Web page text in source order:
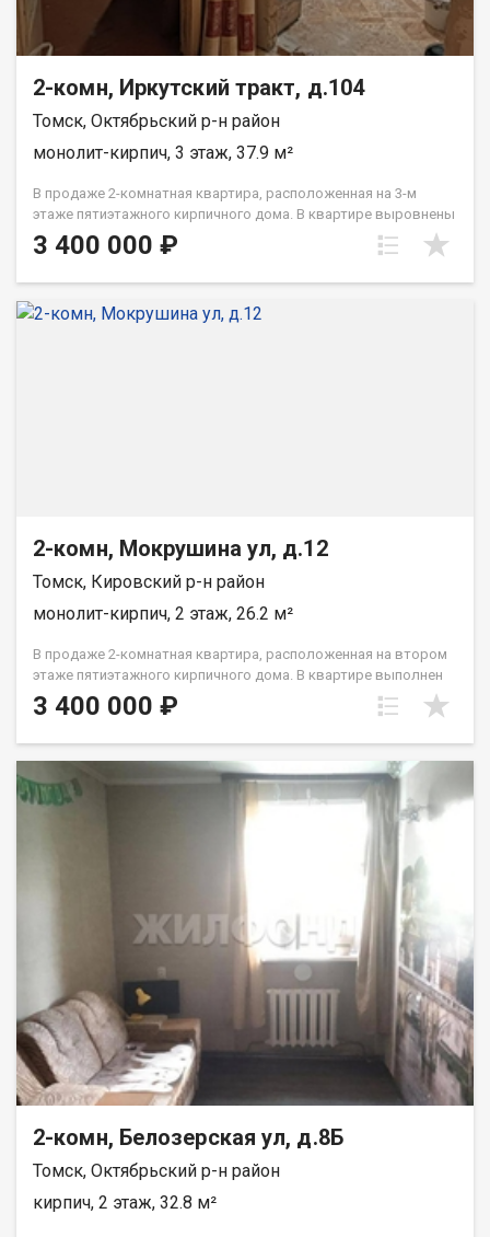
2-комн, Иркутский тракт, д.104
Томск, Октябрьский р-н район
монолит-кирпич, 3 этаж, 37.9 м²
В продаже 2-комнатная квартира, расположенная на 3-м
этаже пятиэтажного кирпичного дома. В квартире выровнены
стены в комнате и кухне, окна пластиковые. Дом расположен
в районе с развитой инфраструктурой. Звоните, отвечу на все
спортивных учреждения,1 гимназия. При звонке, пожалуйста,
3 400 000 ₽
2-комн, Мокрушина ул, д.12
Томск, Кировский р-н район
монолит-кирпич, 2 этаж, 26.2 м²
В продаже 2-комнатная квартира, расположенная на втором
этаже пятиэтажного кирпичного дома. В квартире выполнен
косметический ремонт, новым хозяевам остаётся вся мебель
и бытовая техника. Дом находится в районе с развитой
детский сад, аптеки, магазины, ботанический сад, стадион
Буревестник. Звоните, отвечу на все интересующие вопросы.
При звонке, пожалуйста, сообщите номер варианта -
3 400 000 ₽
2-комн, Белозерская ул, д.8Б
Томск, Октябрьский р-н район
кирпич, 2 этаж, 32.8 м²